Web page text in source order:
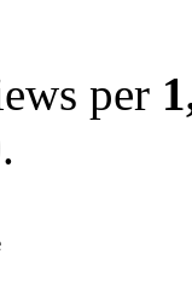
per
.